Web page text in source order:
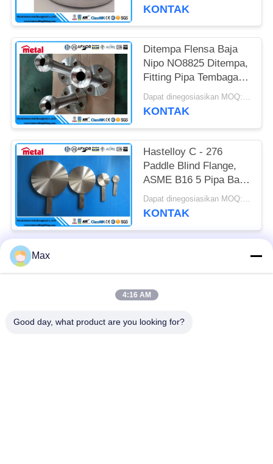
KONTAK
Ditempa Flensa Baja
Nipo NO8825 Ditempa,
Fitting Pipa Tembaga
Nikel 825 Incoloy
Dapat dinegosiasikan MOQ:1pc
KONTAK
Hastelloy C - 276
Paddle Blind Flange,
ASME B16 5 Pipa Baja
Dan Perlengkapannya Dapat dinegosiasikan MOQ:1pc
KONTAK
Bad Request
duplex super
Max
4:16 AM
Good day, what product are you looking for?